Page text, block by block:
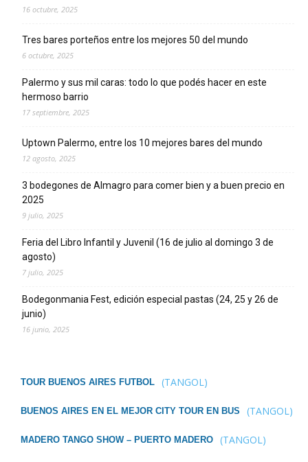
16 octubre, 2025
Tres bares porteños entre los mejores 50 del mundo
6 octubre, 2025
Palermo y sus mil caras: todo lo que podés hacer en este
hermoso barrio
17 septiembre, 2025
Uptown Palermo, entre los 10 mejores bares del mundo
12 agosto, 2025
3 bodegones de Almagro para comer bien y a buen precio en
2025
9 julio, 2025
Feria del Libro Infantil y Juvenil (16 de julio al domingo 3 de
agosto)
7 julio, 2025
Bodegonmania Fest, edición especial pastas (24, 25 y 26 de
junio)
16 junio, 2025
TOUR BUENOS AIRES FUTBOL (TANGOL)
BUENOS AIRES EN EL MEJOR CITY TOUR EN BUS (TANGOL)
MADERO TANGO SHOW – PUERTO MADERO (TANGOL)